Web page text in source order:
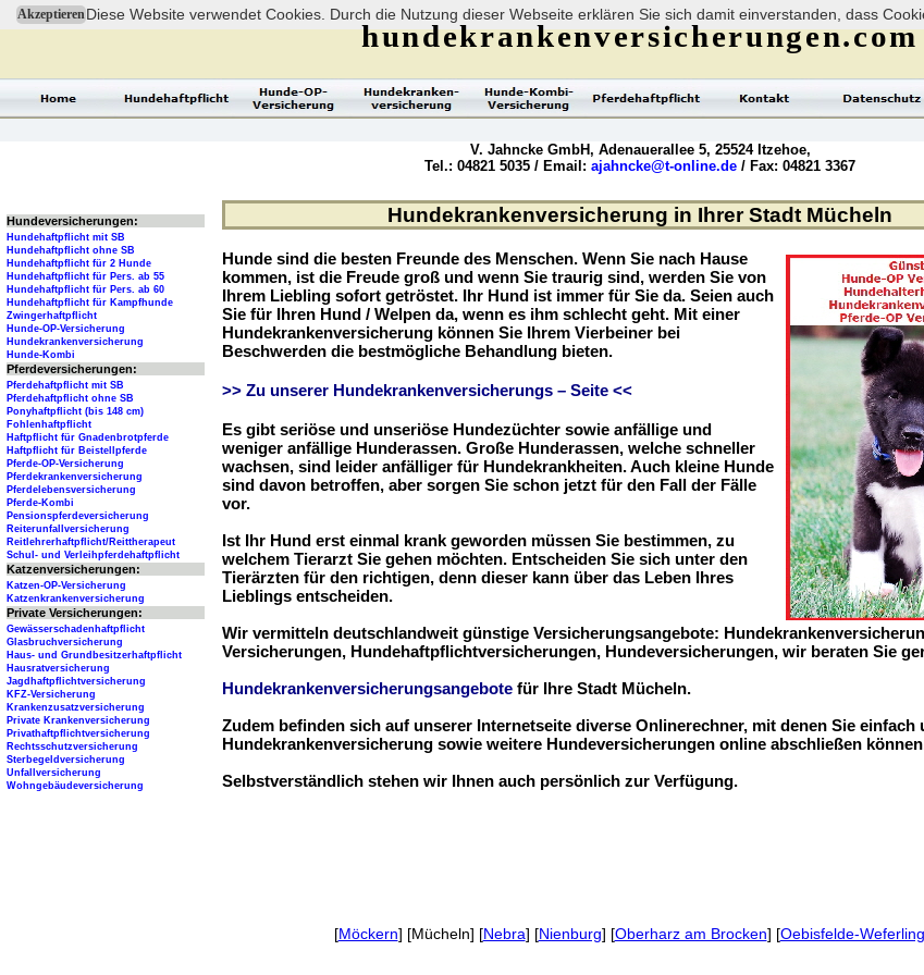
AkzeptierenDiese Website verwendet Cookies. Durch die Nutzung dieser Webseite erklären Sie sich damit einverstanden, dass
Hundekrankenversicherung in Ihrer Stadt Mücheln
Hunde sind die besten Freunde des Menschen. Wenn Sie nach Hause
kommen, ist die Freude groß und wenn Sie traurig sind, werden Sie von
Ihrem Liebling sofort getröstet. Ihr Hund ist immer für Sie da. Seien auch
Sie für Ihren Hund / Welpen da, wenn es ihm schlecht geht. Mit einer
Hundekrankenversicherung können Sie Ihrem Vierbeiner bei
Beschwerden die bestmögliche Behandlung bieten.
>> Zu unserer Hundekrankenversicherungs – Seite <<
Es gibt seriöse und unseriöse Hundezüchter sowie anfällige und
weniger anfällige Hunderassen. Große Hunderassen, welche schneller
wachsen, sind leider anfälliger für Hundekrankheiten. Auch kleine Hunde
sind davon betroffen, aber sorgen Sie schon jetzt für den Fall der Fälle
vor.
Ist Ihr Hund erst einmal krank geworden müssen Sie bestimmen, zu
welchem Tierarzt Sie gehen möchten. Entscheiden Sie sich unter den
Tierärzten für den richtigen, denn dieser kann über das Leben Ihres
Lieblings entscheiden.
Wir vermitteln deutschlandweit günstige Versicherungsangebote:
Versicherungen, Hundehaftpflichtversicherungen, Hundeversicherungen, wir beraten Sie
Hundekrankenversicherungsangebote für Ihre Stadt Mücheln.
Zudem befinden sich auf unserer Internetseite diverse Onlinerechner, mit denen Sie einfach
Hundekrankenversicherung sowie weitere Hundeversicherungen online abschließen
Selbstverständlich stehen wir Ihnen auch persönlich zur Verfügung.
Hundeversicherungen:
Hundehaftpflicht mit SB
Hundehaftpflicht ohne SB
Hundehaftpflicht für 2 Hunde
Hundehaftpflicht für Pers. ab 55
Hundehaftpflicht für Pers. ab 60
Hundehaftpflicht für Kampfhunde
Zwingerhaftpflicht
Hunde-OP-Versicherung
Hundekrankenversicherung
Hunde-Kombi
Pferdeversicherungen:
Pferdehaftpflicht mit SB
Pferdehaftpflicht ohne SB
Ponyhaftpflicht (bis 148 cm)
Fohlenhaftpflicht
Haftpflicht für Gnadenbrotpferde
Haftpflicht für Beistellpferde
Pferde-OP-Versicherung
Pferdekrankenversicherung
Pferdelebensversicherung
Pferde-Kombi
Pensionspferdeversicherung
Reiterunfallversicherung
Reitlehrerhaftpflicht/Reittherapeut
Schul- und Verleihpferdehaftpflicht
Katzenversicherungen:
Katzen-OP-Versicherung
Katzenkrankenversicherung
Private Versicherungen:
Gewässerschadenhaftpflicht
Glasbruchversicherung
Haus- und Grundbesitzerhaftpflicht
Hausratversicherung
Jagdhaftpflichtversicherung
KFZ-Versicherung
Krankenzusatzversicherung
Private Krankenversicherung
Privathaftpflichtversicherung
Rechtsschutzversicherung
Sterbegeldversicherung
Unfallversicherung
Wohngebäudeversicherung
hundekrankenversicherungen.com
V. Jahncke GmbH, Adenauerallee 5, 25524 Itzehoe,
Tel.: 04821 5035 / Email: ajahncke@t-online.de / Fax: 04821 3367
[Möckern] [Mücheln] [Nebra] [Nienburg] [Oberharz am Brocken] [Oebisfelde-